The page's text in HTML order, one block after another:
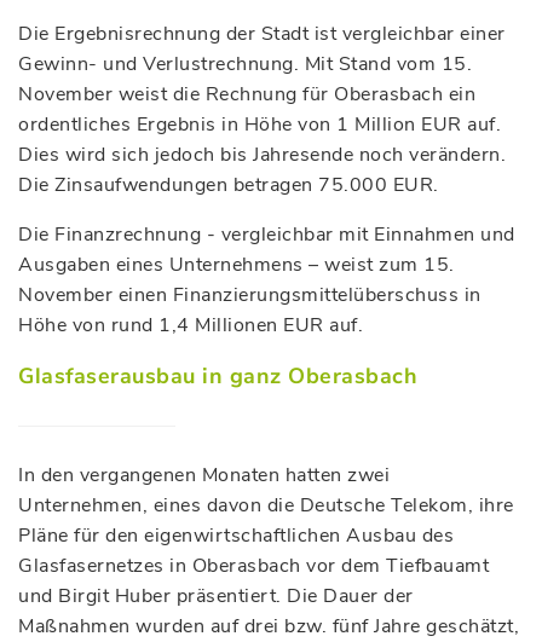
Die Ergebnisrechnung der Stadt ist vergleichbar einer
Gewinn- und Verlustrechnung. Mit Stand vom 15.
November weist die Rechnung für Oberasbach ein
ordentliches Ergebnis in Höhe von 1 Million EUR auf.
Dies wird sich jedoch bis Jahresende noch verändern.
Die Zinsaufwendungen betragen 75.000 EUR.
Die Finanzrechnung - vergleichbar mit Einnahmen und
Ausgaben eines Unternehmens – weist zum 15.
November einen Finanzierungsmittelüberschuss in
Höhe von rund 1,4 Millionen EUR auf.
Glasfaserausbau in ganz Oberasbach
In den vergangenen Monaten hatten zwei
Unternehmen, eines davon die Deutsche Telekom, ihre
Pläne für den eigenwirtschaftlichen Ausbau des
Glasfasernetzes in Oberasbach vor dem Tiefbauamt
und Birgit Huber präsentiert. Die Dauer der
Maßnahmen wurden auf drei bzw. fünf Jahre geschätzt,